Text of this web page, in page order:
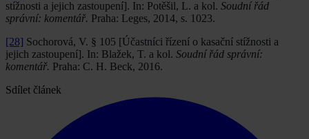
stížnosti a jejich zastoupení]. In: Potěšil, L. a kol. Soudní řád
správní: komentář. Praha: Leges, 2014, s. 1023.
[28] Sochorová, V. § 105 [Účastníci řízení o kasační stížnosti a
jejich zastoupení]. In: Blažek, T. a kol. Soudní řád správní:
komentář. Praha: C. H. Beck, 2016.
Sdílet článek